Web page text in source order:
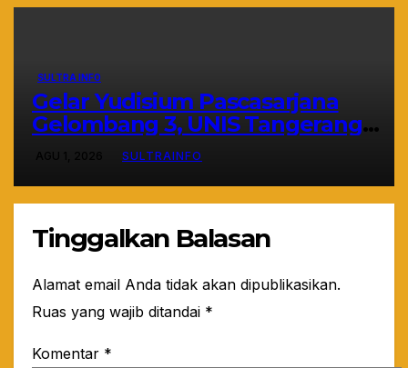
SULTRA INFO
Gelar Yudisium Pascasarjana
Gelombang 3, UNIS Tangerang
Cetak 243 Magister Berdaya Saing
Global dari Pelosok Negeri hingga
Mancanegara
SULTRAINFO
Tinggalkan Balasan
Alamat email Anda tidak akan dipublikasikan.
Ruas yang wajib ditandai *
Komentar *